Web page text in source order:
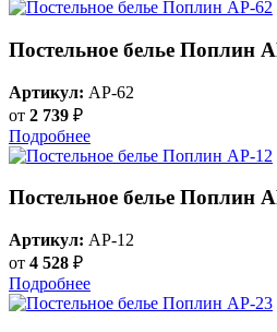
Постельное белье Поплин
Артикул: AP-62
от 2 739 ₽
Подробнее
Постельное белье Поплин
Артикул: AP-12
от 4 528 ₽
Подробнее